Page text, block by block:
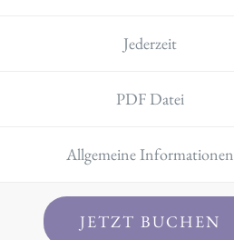
Jederzeit
PDF Datei
Allgemeine Informationen
JETZT BUCHEN